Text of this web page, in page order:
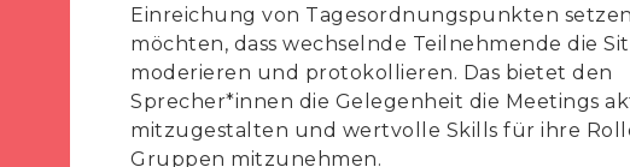
Einreichung von Tagesordnungspunkten
möchten, dass wechselnde Teilnehmende die
moderieren und protokollieren. Das bietet den
Sprecher*innen die Gelegenheit die Meetings
mitzugestalten und wertvolle Skills für ihre
Gruppen mitzunehmen.